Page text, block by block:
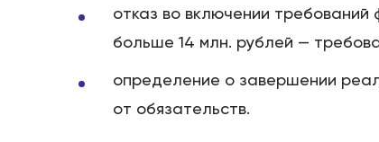
отказ во включении
больше 14 млн. рублей —
определение о завершении
от обязательств.